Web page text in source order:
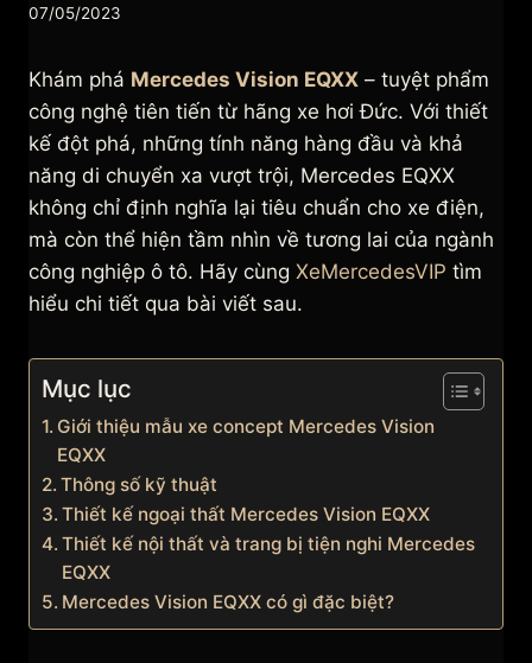
07/05/2023
Khám phá Mercedes Vision EQXX – tuyệt phẩm
công nghệ tiên tiến từ hãng xe hơi Đức. Với thiết
kế đột phá, những tính năng hàng đầu và khả
năng di chuyển xa vượt trội, Mercedes EQXX
không chỉ định nghĩa lại tiêu chuẩn cho xe điện,
mà còn thể hiện tầm nhìn về tương lai của ngành
công nghiệp ô tô. Hãy cùng XeMercedesVIP tìm
hiểu chi tiết qua bài viết sau.
Mục lục
Giới thiệu mẫu xe concept Mercedes Vision
EQXX
Thông số kỹ thuật
Thiết kế ngoại thất Mercedes Vision EQXX
Thiết kế nội thất và trang bị tiện nghi Mercedes
EQXX
Mercedes Vision EQXX có gì đặc biệt?